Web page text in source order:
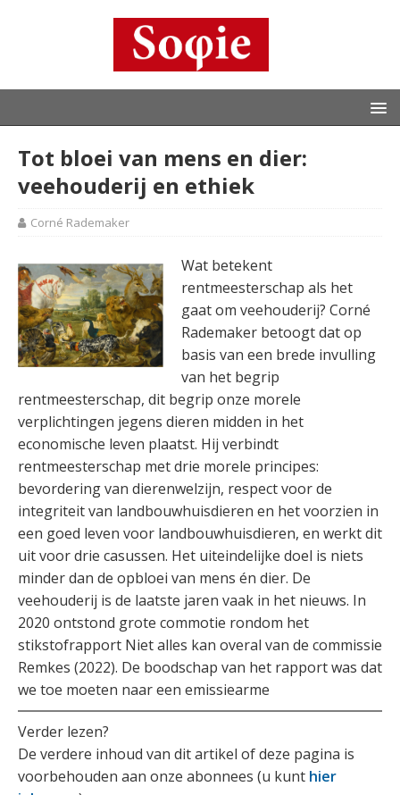
Tot bloei van mens en dier:
veehouderij en ethiek
Corné Rademaker
Wat betekent
rentmeesterschap als het
gaat om veehouderij? Corné
Rademaker betoogt dat op
basis van een brede invulling
van het begrip
rentmeesterschap, dit begrip onze morele
verplichtingen jegens dieren midden in het
economische leven plaatst. Hij verbindt
rentmeesterschap met drie morele principes:
bevordering van dierenwelzijn, respect voor de
integriteit van landbouwhuisdieren en het voorzien in
een goed leven voor landbouwhuisdieren, en werkt dit
uit voor drie casussen. Het uiteindelijke doel is niets
minder dan de opbloei van mens én dier. De
veehouderij is de laatste jaren vaak in het nieuws. In
2020 ontstond grote commotie rondom het
stikstofrapport Niet alles kan overal van de commissie
Remkes (2022). De boodschap van het rapport was dat
we toe moeten naar een emissiearme
Verder lezen?
De verdere inhoud van dit artikel of deze pagina is
voorbehouden aan onze abonnees (u kunt hier